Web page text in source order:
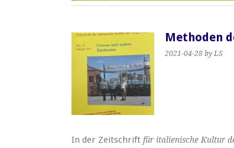
Methoden
2021-04-28 by LS
In der Zeitschrift für italienische Kultur